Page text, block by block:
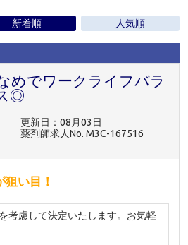
新着順 人気順
めでワークライフバラ
◎
更新日：08月03日
薬剤師求人No. M3C-167516
狙い目！
考慮して決定いたします。お気軽